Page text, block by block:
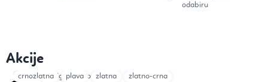
u
odabiru
Akcije
Black Beige Brown
crnozlatna plava zlatna zlatno-crna